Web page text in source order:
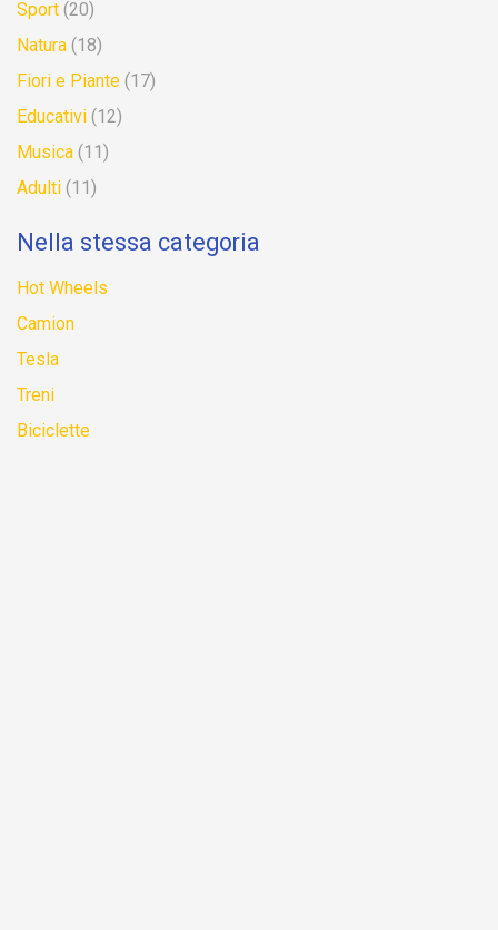
Sport (20)
Natura (18)
Fiori e Piante (17)
Educativi (12)
Musica (11)
Adulti (11)
Nella stessa categoria
Hot Wheels
Camion
Tesla
Treni
Biciclette